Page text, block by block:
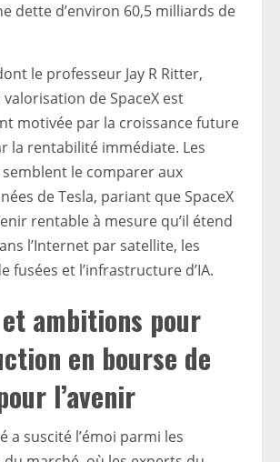
dette d’environ 60,5 milliards de
le professeur Jay R Ritter,
de SpaceX est
motivée par la croissance future
la rentabilité immédiate. Les
le comparer aux
de Tesla, pariant que SpaceX
rentable à mesure qu’il étend
l’Internet par satellite, les
fusées et l’infrastructure d’IA.
ambitions pour
en bourse de
l’avenir
a suscité l’émoi parmi les